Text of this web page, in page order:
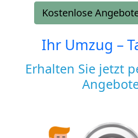
Kostenlose
Ihr Umzug –
Erhalten Sie jetzt